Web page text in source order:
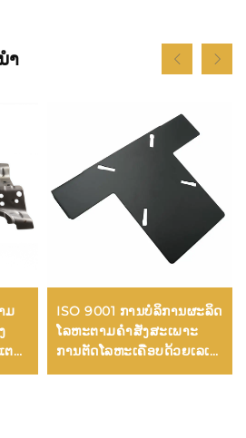
ຳ
ມ
ຕນ
ດ
ISO 9001 ການບໍລິການຜະລິດ
ໂລຫະຕາມຄໍາສັ່ງສະເພາະ
ການຕັດໂລຫະເຄືອບດ້ວຍເລເຊີ
ໂລຫະເຄືອບສະແຕນເລດຕາມ